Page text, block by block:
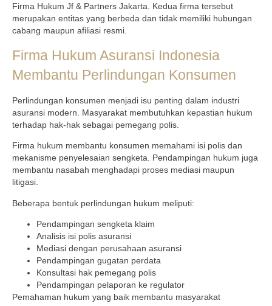
Firma Hukum Jf & Partners Jakarta. Kedua firma tersebut
merupakan entitas yang berbeda dan tidak memiliki hubungan
cabang maupun afiliasi resmi.
Firma Hukum Asuransi Indonesia
Membantu Perlindungan Konsumen
Perlindungan konsumen menjadi isu penting dalam industri
asuransi modern. Masyarakat membutuhkan kepastian hukum
terhadap hak-hak sebagai pemegang polis.
Firma hukum membantu konsumen memahami isi polis dan
mekanisme penyelesaian sengketa. Pendampingan hukum juga
membantu nasabah menghadapi proses mediasi maupun
litigasi.
Beberapa bentuk perlindungan hukum meliputi:
Pendampingan sengketa klaim
Analisis isi polis asuransi
Mediasi dengan perusahaan asuransi
Pendampingan gugatan perdata
Konsultasi hak pemegang polis
Pendampingan pelaporan ke regulator
Pemahaman hukum yang baik membantu masyarakat